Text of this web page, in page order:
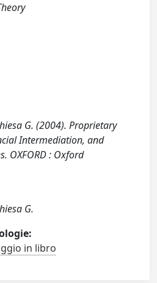
G. (2004). Proprietary
Intermediation, and
OXFORD : Oxford
G.
in libro